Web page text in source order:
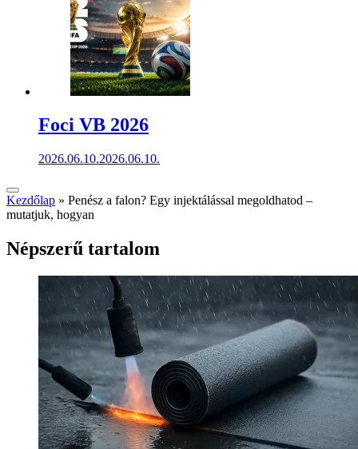
Foci VB 2026
2026.06.10.2026.06.10.
Kezdőlap » Penész a falon? Egy injektálással megoldhatod –
mutatjuk, hogyan
Népszerű tartalom